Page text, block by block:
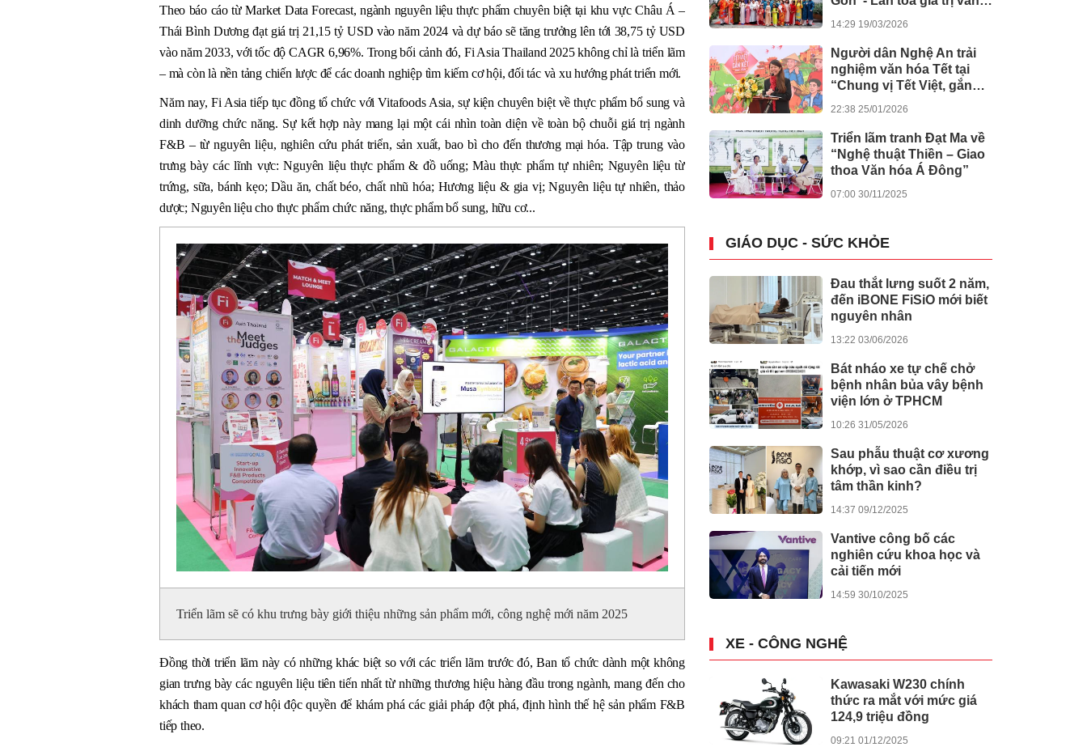
Theo báo cáo từ Market Data Forecast, ngành nguyên liệu thực phẩm chuyên biệt tại khu vực Châu Á –
Thái Bình Dương đạt giá trị 21,15 tỷ USD vào năm 2024 và dự báo sẽ tăng trưởng lên tới 38,75 tỷ USD
vào năm 2033, với tốc độ CAGR 6,96%. Trong bối cảnh đó, Fi Asia Thailand 2025 không chỉ là triển lãm
– mà còn là nền tảng chiến lược để các doanh nghiệp tìm kiếm cơ hội, đối tác và xu hướng phát triển mới.
Năm nay, Fi Asia tiếp tục đồng tổ chức với Vitafoods Asia, sự kiện chuyên biệt về thực phẩm bổ sung và
dinh dưỡng chức năng. Sự kết hợp này mang lại một cái nhìn toàn diện về toàn bộ chuỗi giá trị ngành
F&B – từ nguyên liệu, nghiên cứu phát triển, sản xuất, bao bì cho đến thương mại hóa. Tập trung vào
trưng bày các lĩnh vực: Nguyên liệu thực phẩm & đồ uống; Màu thực phẩm tự nhiên; Nguyên liệu từ
trứng, sữa, bánh kẹo; Dầu ăn, chất béo, chất nhũ hóa; Hương liệu & gia vị; Nguyên liệu tự nhiên, thảo
dược; Nguyên liệu cho thực phẩm chức năng, thực phẩm bổ sung, hữu cơ...
Triển lãm sẽ có khu trưng bày giới thiệu những sản phẩm mới, công nghệ mới năm 2025
Đồng thời triển lãm này có những khác biệt so với các triển lãm trước đó, Ban tổ chức dành một không
gian trưng bày các nguyên liệu tiên tiến nhất từ những thương hiệu hàng đầu trong ngành, mang đến cho
khách tham quan cơ hội độc quyền để khám phá các giải pháp đột phá, định hình thế hệ sản phẩm F&B
tiếp theo.
Chính phủ
14:29 19/03/2026
Người dân Nghệ An trải
nghiệm văn hóa Tết tại
“Chung vị Tết Việt, gắn
22:38 25/01/2026
Triển lãm tranh Đạt Ma về
“Nghệ thuật Thiền – Giao
thoa Văn hóa Á Đông”
07:00 30/11/2025
GIÁO DỤC - SỨC KHỎE
Đau thắt lưng suốt 2 năm,
đến iBONE FiSiO mới biết
nguyên nhân
13:22 03/06/2026
Bát nháo xe tự chế chở
bệnh nhân bủa vây bệnh
viện lớn ở TPHCM
10:26 31/05/2026
Sau phẫu thuật cơ xương
khớp, vì sao cần điều trị
tâm thần kinh?
14:37 09/12/2025
Vantive công bố các
nghiên cứu khoa học và
cải tiến mới
14:59 30/10/2025
XE - CÔNG NGHỆ
Kawasaki W230 chính
thức ra mắt với mức giá
124,9 triệu đồng
09:21 01/12/2025